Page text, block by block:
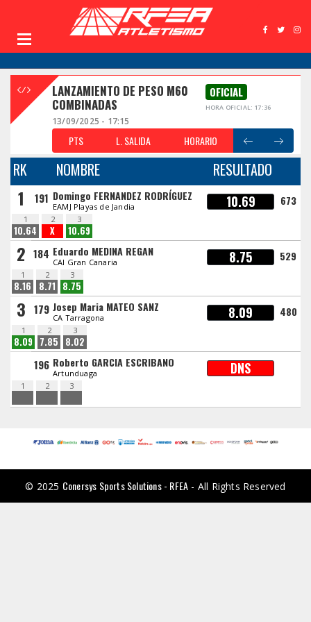
LANZAMIENTO DE PESO M60
COMBINADAS
OFICIAL
HORA OFICIAL: 17:36
13/09/2025 - 17:15
PTS L. SALIDA HORARIO
RK NOMBRE RESULTADO
1 191 Domingo FERNANDEZ RODRÍGUEZ
EAMJ Playas de Jandia 10.69 673
1
10.64
2
X
3
10.69
2 184 Eduardo MEDINA REGAN
CAI Gran Canaria 8.75 529
1
8.16
2
8.71
3
8.75
3 179 Josep Maria MATEO SANZ
CA Tarragona 8.09 480
1
8.09
2
7.85
3
8.02
196 Roberto GARCIA ESCRIBANO
Artunduaga DNS
1 2 3
© 2025 Conersys Sports Solutions - RFEA - All Rights Reserved